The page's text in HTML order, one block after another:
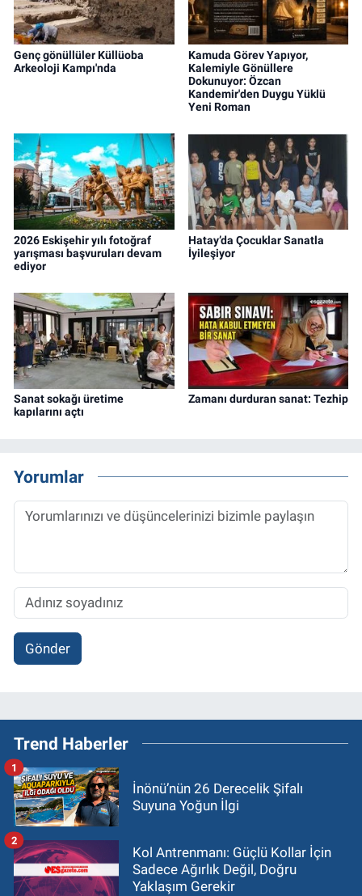
Genç gönüllüler Küllüoba
Arkeoloji Kampı'nda
Kamuda Görev Yapıyor,
Kalemiyle Gönüllere
Dokunuyor: Özcan
Kandemir'den Duygu Yüklü
Yeni Roman
2026 Eskişehir yılı fotoğraf
yarışması başvuruları devam
ediyor
Hatay’da Çocuklar Sanatla
İyileşiyor
Sanat sokağı üretime
kapılarını açtı
Zamanı durduran sanat: Tezhip
Yorumlar
Gönder
Trend Haberler
İnönü’nün 26 Derecelik Şifalı
Suyuna Yoğun İlgi
1
Kol Antrenmanı: Güçlü Kollar İçin
Sadece Ağırlık Değil, Doğru
Yaklaşım Gerekir
2